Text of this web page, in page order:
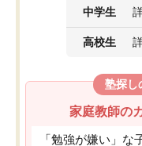
中学生
高校生
塾探し
家庭教師の
「勉強が嫌い」